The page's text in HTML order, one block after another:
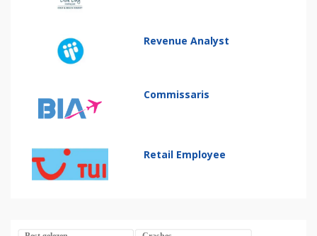
Revenue Analyst
Commissaris
Retail Employee